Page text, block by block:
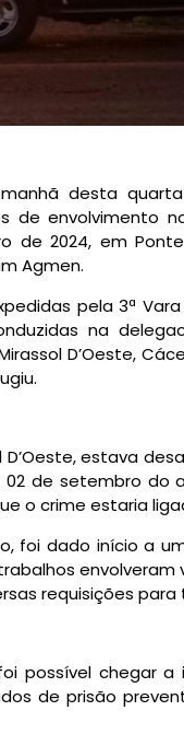
desta
de envolvimento
de 2024, em
Agmen.
pela 3ª
na
D’Oeste,
D’Oeste, estava
de setembro do
o crime estaria
foi dado início a
requisições
possível chegar
de prisão